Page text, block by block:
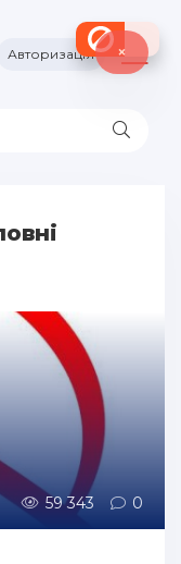
Авторизація
59 343 0
×